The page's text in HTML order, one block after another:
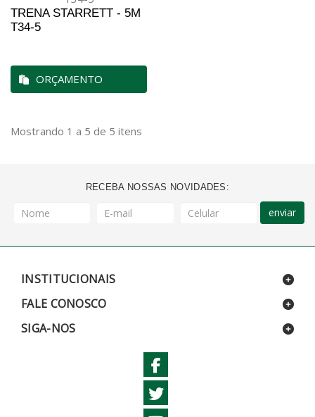
TRENA STARRETT - 5M
T34-5
ORÇAMENTO
Mostrando 1 a 5 de 5 itens
RECEBA NOSSAS NOVIDADES:
enviar
INSTITUCIONAIS
FALE CONOSCO
SIGA-NOS